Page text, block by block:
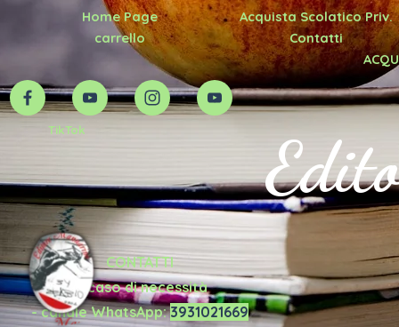
Home Page
Acquista Scolatico Priv.
carrello
Contatti
TikTok
CONTATTI
in caso di necessità
- canale WhatsApp:3931021669